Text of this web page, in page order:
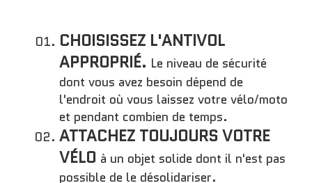
CHOISISSEZ L'ANTIVOL
APPROPRIÉ. Le niveau de sécurité
dont vous avez besoin dépend de
l'endroit où vous laissez votre vélo/moto
et pendant combien de temps.
ATTACHEZ TOUJOURS VOTRE
VÉLO à un objet solide dont il n'est pas
possible de le désolidariser.